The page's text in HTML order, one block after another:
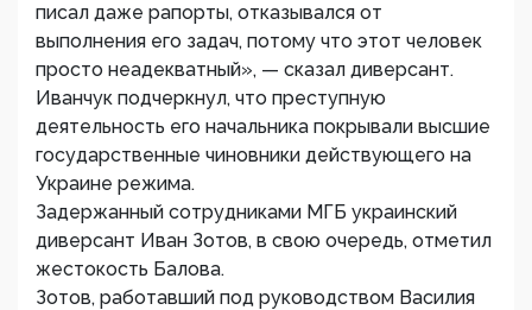
писал даже рапорты, отказывался от
выполнения его задач, потому что этот человек
просто неадекватный», — сказал диверсант.
Иванчук подчеркнул, что преступную
деятельность его начальника покрывали высшие
государственные чиновники действующего на
Украине режима.
Задержанный сотрудниками МГБ украинский
диверсант Иван Зотов, в свою очередь, отметил
жестокость Балова.
Зотов, работавший под руководством Василия